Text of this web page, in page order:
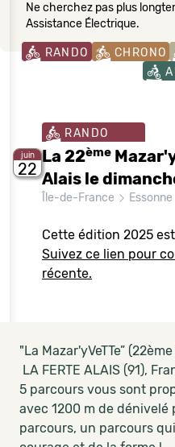
Ne cherchez pas plus
Assistance Électrique.
RANDO CHRONO
juin
22
RANDO
La 22ème
Alais le
Île-de-France Essonne
Cette édition 2025
Suivez ce lien pour
récente.
"La Mazar'yVeTTe”
LA FERTE ALAIS (91),
5 parcours vous sont
avec 1200 m de
parcours, un parcours